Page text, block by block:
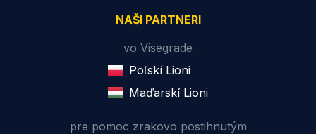
NAŠI PARTNERI
vo Visegrade
Poľskí Lioni
Maďarskí Lioni
pre pomoc zrakovo postihnutým